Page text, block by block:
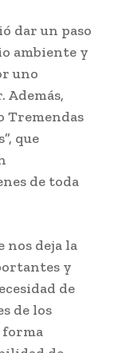
dar un paso
ambiente y
uno
Además,
Tremendas
que
de toda
nos deja la
y
de
de los
forma